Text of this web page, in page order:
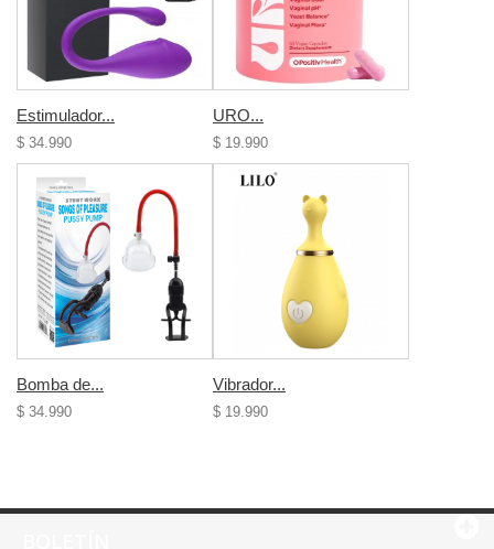
Estimulador...
$ 34.990
URO...
$ 19.990
Bomba de...
$ 34.990
Vibrador...
$ 19.990